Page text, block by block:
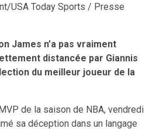
USA Today Sports / Presse
James n’a pas vraiment
distancée par Giannis
du meilleur joueur de la
de la saison de NBA, vendredi
sa déception dans un langage